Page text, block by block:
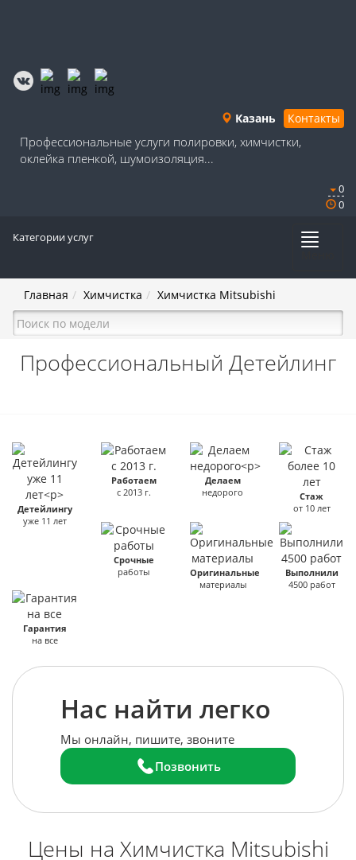
Казань Контакты
Профессиональные услуги полировки, химчистки,
оклейка пленкой, шумоизоляция...
0
0
Категории услуг
Главная Химчистка Химчистка Mitsubishi
Профессиональный Детейлинг
Детейлингу
уже 11 лет
Работаем
с 2013 г.
Делаем
недорого
Стаж
от 10 лет
Срочные
работы
Оригинальные
материалы
Выполнили
4500 работ
Гарантия
на все
Нас найти легко
Мы онлайн, пишите, звоните
Позвонить
Цены на Химчистка Mitsubishi